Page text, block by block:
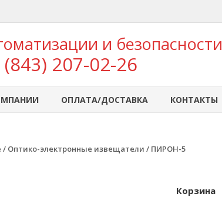
и безопасности
(843) 207-02-26
ОПЛАТА/ДОСТАВКА КОНТАКТЫ
/ Оптико-электронные извещатели / ПИРОН-5
Корзина